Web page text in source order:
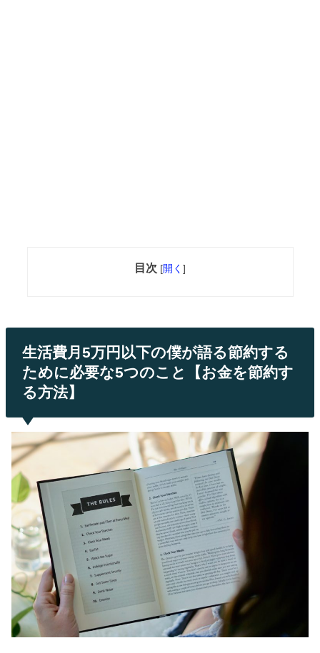
目次 [開く ]
生活費月5万円以下の僕が語る節約する
ために必要な5つのこと【お金を節約す
る方法】